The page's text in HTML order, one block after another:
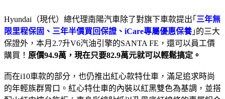
Hyundai（現代）總代理南陽汽車除了對旗下車款提出｢ 三年無
限里程保固、三年半價買回保證、iCare專屬優惠保養 ｣的三大
保證外，本月2.7升V6汽油引擎的SANTA FE，還可以員工價
購買！ 原價94.9萬，現在只要82.9萬元就可以輕鬆搞定。
而在i10車款的部分，也仍推出紅心款特仕車，滿足追求時尚
的年輕族群胃口。紅心特仕車的內裝以紅黑雙色為基調，並搭